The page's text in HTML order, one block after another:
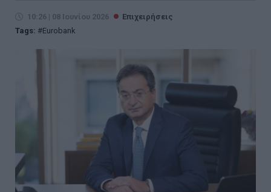
10:26 | 08 Ιουνίου 2026
Επιχειρήσεις
Tags:
Eurobank